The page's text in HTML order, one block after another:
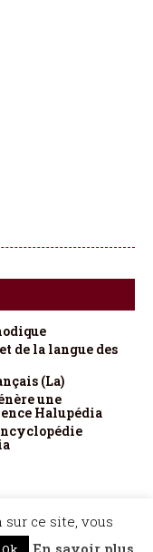
de la langue des
(La)
une
Halupédia
- Réalisation :Bel et Bien
Dicopathe -
ce site, vous
En savoir plus